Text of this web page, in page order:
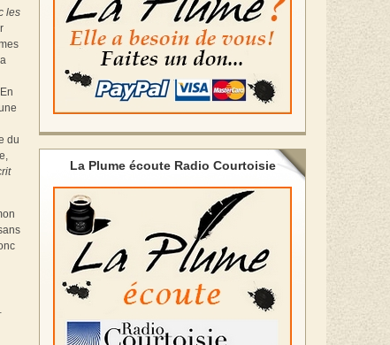
les
du
La Plume écoute Radio Courtoisie